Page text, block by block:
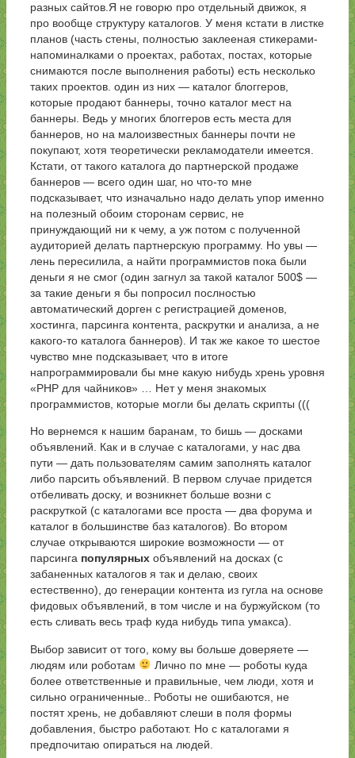
разных сайтов.Я не говорю про отдельный движок, я
про вообще структуру каталогов. У меня кстати в листке
планов (часть стены, полностью заклееная стикерами-
напоминалками о проектах, работах, постах, которые
снимаются после выполнения работы) есть несколько
таких проектов. один из них — каталог блоггеров,
которые продают баннеры, точно каталог мест на
баннеры. Ведь у многих блоггеров есть места для
баннеров, но на малоизвестных баннеры почти не
покупают, хотя теоретически рекламодатели имеется.
Кстати, от такого каталога до партнерской продаже
баннеров — всего один шаг, но что-то мне
подсказывает, что изначально надо делать упор именно
на полезный обоим сторонам сервис, не
принуждающий ни к чему, а уж потом с полученной
аудиторией делать партнерскую программу. Но увы —
лень пересилила, а найти программистов пока были
деньги я не смог (один загнул за такой каталог 500$ —
за такие деньги я бы попросил послностью
автоматический дорген с регистрацией доменов,
хостинга, парсинга контента, раскрутки и анализа, а не
какого-то каталога баннеров). И так же какое то шестое
чувство мне подсказывает, что в итоге
напрограммировали бы мне какую нибудь хрень уровня
«PHP для чайников» … Нет у меня знакомых
программистов, которые могли бы делать скрипты (((
Но вернемся к нашим баранам, то бишь — досками
объявлений. Как и в случае с каталогами, у нас два
пути — дать пользователям самим заполнять каталог
либо парсить объявлений. В первом случае придется
отбеливать доску, и возникнет больше возни с
раскруткой (с каталогами все проста — два форума и
каталог в большинстве баз каталогов). Во втором
случае открываются широкие возможности — от
парсинга популярных объявлений на досках (с
забаненных каталогов я так и делаю, своих
естественно), до генерации контента из гугла на основе
фидовых объявлений, в том числе и на буржуйском (то
есть сливать весь траф куда нибудь типа умакса).
Выбор зависит от того, кому вы больше доверяете —
людям или роботам
Лично по мне — роботы куда
более ответственные и правильные, чем люди, хотя и
сильно ограниченные.. Роботы не ошибаются, не
постят хрень, не добавляют слеши в поля формы
добавления, быстро работают. Но с каталогами я
предпочитаю опираться на людей.